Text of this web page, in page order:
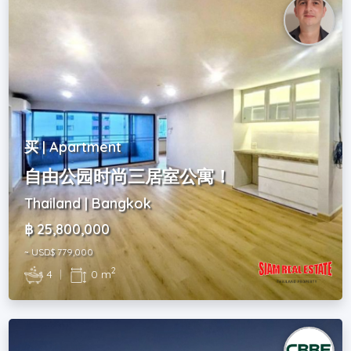
买 | Apartment
自由公园时尚三居室公寓！
Thailand | Bangkok
฿ 25,800,000
~ USD$ 779,000
4 | 0 m2